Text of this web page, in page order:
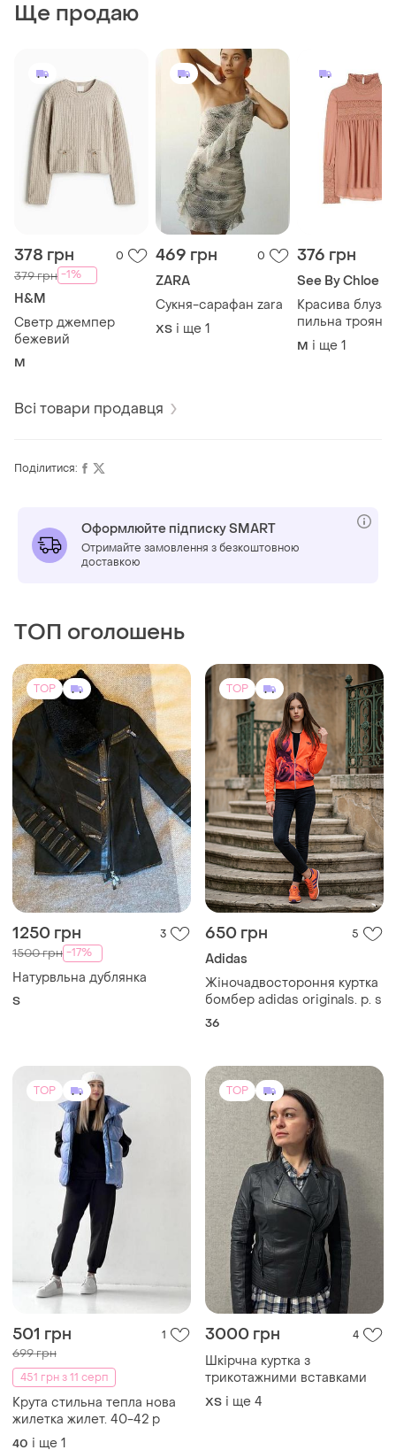
Ще продаю
378 грн 0
379 грн -1%
H&M
Светр джемпер
бежевий
M
469 грн 0
ZARA
Сукня-сарафан zara
ХS і ще 1
376 грн
See By Chloe
Красива блуза
пильна
M і ще 1
Всі товари продавця
Поділитися:
Оформлюйте підписку SMART
Отримайте замовлення з безкоштовною
доставкою
ТОП оголошень
TOP
1250 грн 3
1500 грн -17%
Натурвльна дублянка
S
TOP
650 грн 5
Adidas
Жіночадвостороння куртка
бомбер adidas originals. р. s
36
TOP
501 грн 1
699 грн
451 грн з 11 серп
Крута стильна тепла нова
жилетка жилет. 40-42 р
40 і ще 1
TOP
3000 грн 4
Шкірчна куртка з
трикотажними вставками
ХS і ще 4